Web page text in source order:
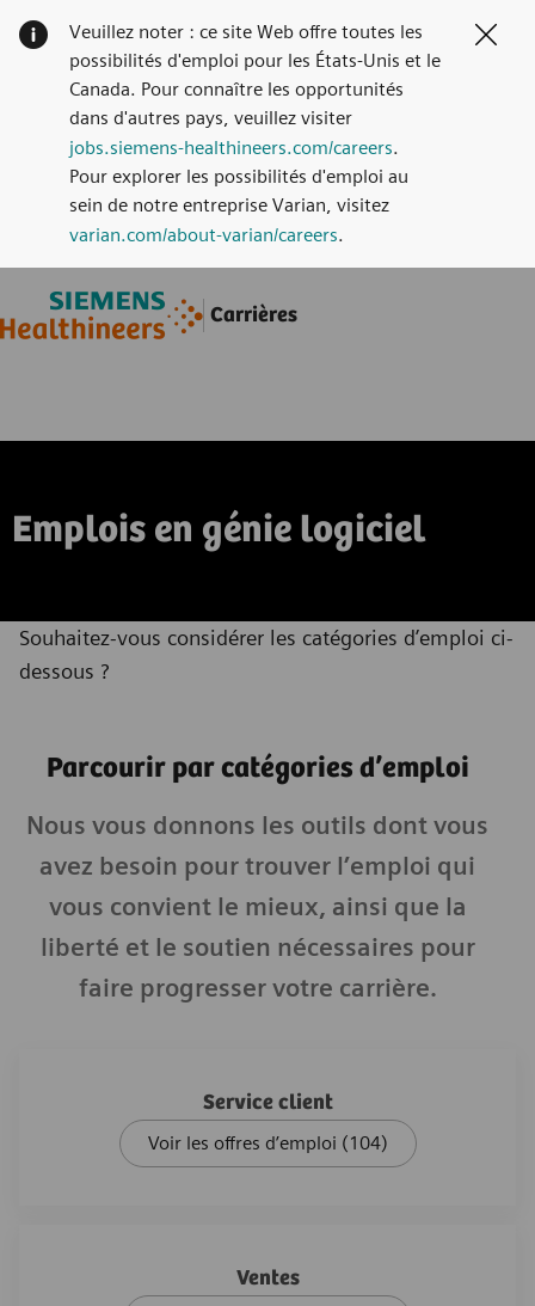
Carrières
Veuillez noter : ce site Web offre toutes les
possibilités d'emploi pour les États-Unis et le
Canada. Pour connaître les opportunités
dans d'autres pays, veuillez visiter
jobs.siemens-healthineers.com/careers.
Pour explorer les possibilités d'emploi au
sein de notre entreprise Varian, visitez
varian.com/about-varian/careers.
Emplois en génie logiciel
Souhaitez-vous considérer les catégories d’emploi ci-
dessous ?
Parcourir par catégories d’emploi
Nous vous donnons les outils dont vous
avez besoin pour trouver l’emploi qui
vous convient le mieux, ainsi que la
liberté et le soutien nécessaires pour
faire progresser votre carrière.
Service client
Voir les offres d’emploi (104)
Ventes